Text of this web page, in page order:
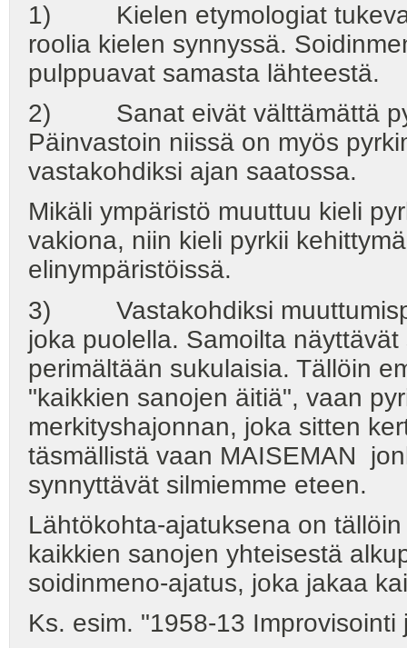
1) Kielen etymologiat tukevat
roolia kielen synnyssä.
pulppuavat samasta lähteestä.
2) Sanat eivät välttämättä
Päinvastoin niissä on myös
vastakohdiksi ajan saatossa.
Mikäli ympäristö muuttuu kieli
vakiona, niin kieli pyrkii
elinympäristöissä.
3) Vastakohdiksi
joka puolella. Samoilta
perimältään sukulaisia. Tällöin
"kaikkien sanojen äitiä", vaan
merkityshajonnan, joka sitten
täsmällistä vaan MAISEMAN
synnyttävät silmiemme eteen.
Lähtökohta-ajatuksena on
kaikkien sanojen yhteisestä
soidinmeno-ajatus, joka jakaa
Ks. esim. "1958-13